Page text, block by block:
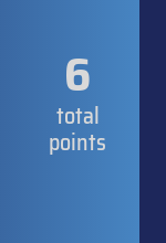
6
total
points